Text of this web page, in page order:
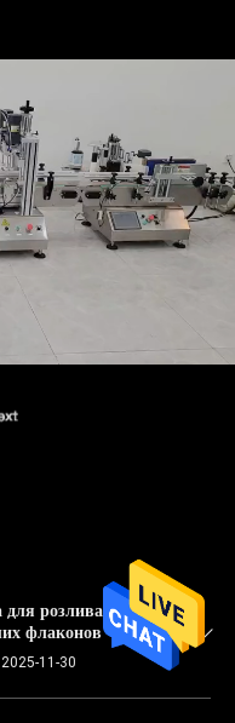
розлива,
флаконов
2025-11-30